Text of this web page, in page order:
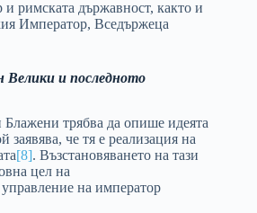
римската държавност, както и
Император, Вседържеца
и последното
трябва да опише идеята
заявява, че тя е реализация на
[8]. Възстановяването на тази
цел на
на император